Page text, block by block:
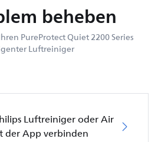
beheben
PureProtect Quiet 2200 Series
Luftreiniger
Luftreiniger oder Air
der App verbinden